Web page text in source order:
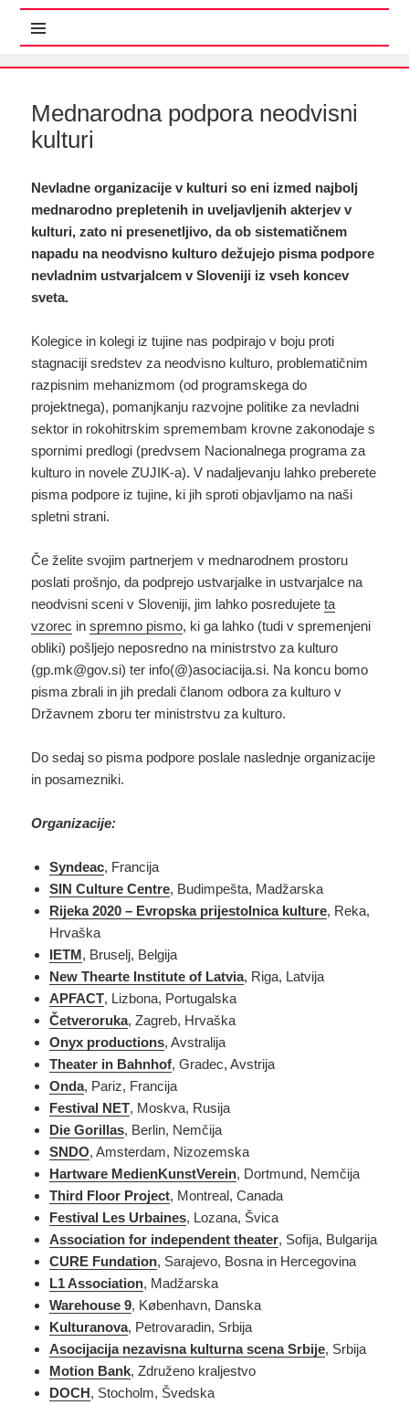
Mednarodna podpora neodvisni
kulturi
Nevladne organizacije v kulturi so eni izmed najbolj
mednarodno prepletenih in uveljavljenih akterjev v
kulturi, zato ni presenetljivo, da ob sistematičnem
napadu na neodvisno kulturo dežujejo pisma podpore
nevladnim ustvarjalcem v Sloveniji iz vseh koncev
sveta.
Kolegice in kolegi iz tujine nas podpirajo v boju proti
stagnaciji sredstev za neodvisno kulturo, problematičnim
razpisnim mehanizmom (od programskega do
projektnega), pomanjkanju razvojne politike za nevladni
sektor in rokohitrskim spremembam krovne zakonodaje s
spornimi predlogi (predvsem Nacionalnega programa za
kulturo in novele ZUJIK-a). V nadaljevanju lahko preberete
pisma podpore iz tujine, ki jih sproti objavljamo na naši
spletni strani.
Če želite svojim partnerjem v mednarodnem prostoru
poslati prošnjo, da podprejo ustvarjalke in ustvarjalce na
neodvisni sceni v Sloveniji, jim lahko posredujeteta
vzorec inspremno pismo, ki ga lahko (tudi v spremenjeni
obliki) pošljejo neposredno na ministrstvo za kulturo
(gp.mk@gov.si) ter info(@)asociacija.si. Na koncu bomo
pisma zbrali in jih predali članom odbora za kulturo v
Državnem zboru ter ministrstvu za kulturo.
Do sedaj so pisma podpore poslale naslednje organizacije
in posamezniki.
Organizacije:
Syndeac, Francija
SIN Culture Centre, Budimpešta, Madžarska
Rijeka 2020 – Evropska prijestolnica kulture, Reka,
Hrvaška
IETM, Bruselj, Belgija
New Thearte Institute of Latvia, Riga, Latvija
APFACT, Lizbona, Portugalska
Četveroruka, Zagreb, Hrvaška
Onyx productions, Avstralija
Theater in Bahnhof, Gradec, Avstrija
Onda, Pariz, Francija
Festival NET, Moskva, Rusija
Die Gorillas, Berlin, Nemčija
SNDO, Amsterdam, Nizozemska
Hartware MedienKunstVerein, Dortmund, Nemčija
Third Floor Project, Montreal, Canada
Festival Les Urbaines, Lozana, Švica
Association for independent theater, Sofija, Bulgarija
CURE Fundation, Sarajevo, Bosna in Hercegovina
L1 Association, Madžarska
Warehouse 9, København, Danska
Kulturanova, Petrovaradin, Srbija
Asocijacija nezavisna kulturna scena Srbije, Srbija
Motion Bank, Združeno kraljestvo
DOCH, Stocholm, Švedska